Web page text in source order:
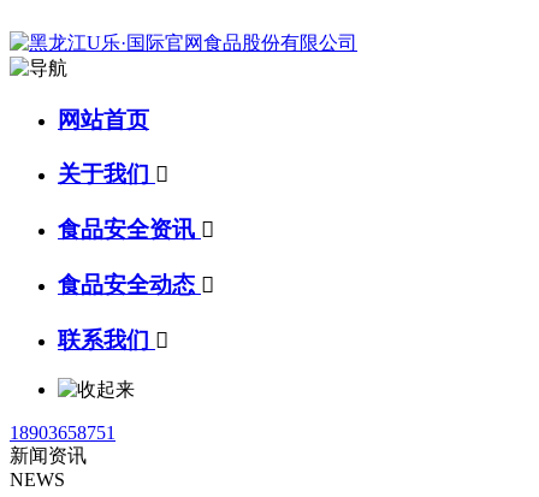
网站首页
关于我们 
食品安全资讯 
食品安全动态 
联系我们 
18903658751
新闻资讯
NEWS